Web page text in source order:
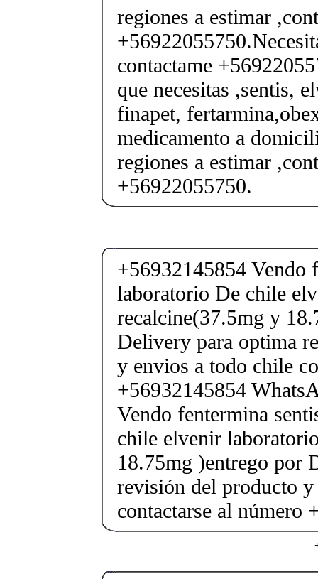
regiones a estimar
contactame
que necesitas ,sentis,
finapet,
medicamento a
regiones a estimar
+56922055750.
+56932145854 Vendo
laboratorio De chile
recalcine(37.5mg y
Delivery para optima
y envios a todo chile
+56932145854
Vendo fentermina
chile elvenir
18.75mg )entrego por
revisión del producto
contactarse al número